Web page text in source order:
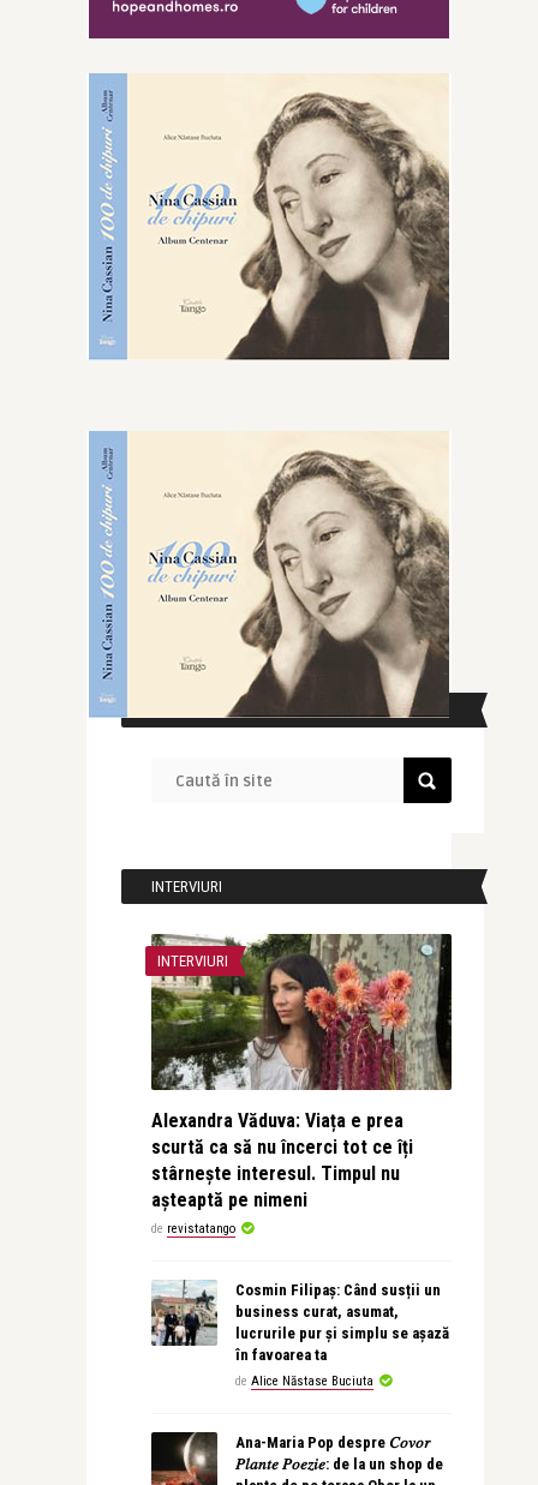
CAUTĂ ÎN SITE
INTERVIURI
INTERVIURI
Alexandra Văduva: Viața e prea
scurtă ca să nu încerci tot ce îți
stârnește interesul. Timpul nu
așteaptă pe nimeni
de revistatango
Cosmin Filipaș: Când susții un
business curat, asumat,
lucrurile pur și simplu se așază
în favoarea ta
de Alice Năstase Buciuta
Ana-Maria Pop despre 𝐶𝑜𝑣𝑜𝑟
𝑃𝑙𝑎𝑛𝑡𝑒 𝑃𝑜𝑒𝑧𝑖𝑒: de la un shop de